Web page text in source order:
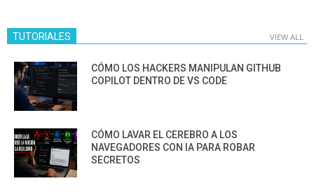
TUTORIALES VIEW ALL
CÓMO LOS HACKERS MANIPULAN GITHUB
COPILOT DENTRO DE VS CODE
CÓMO LAVAR EL CEREBRO A LOS
NAVEGADORES CON IA PARA ROBAR
SECRETOS